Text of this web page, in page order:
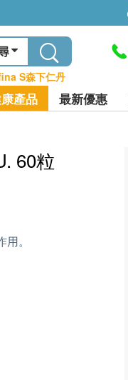
S森下仁丹
產品 最新優惠
60粒
。